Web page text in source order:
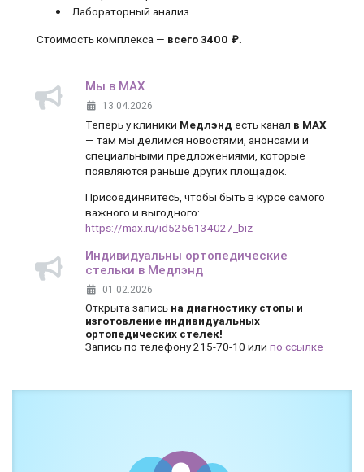
Лабораторный анализ
Стоимость комплекса — всего 3400 ₽.
Мы в MAX
13.04.2026
Теперь у клиники Медлэнд есть канал в MAX
— там мы делимся новостями, анонсами и
специальными предложениями, которые
появляются раньше других площадок.
Присоединяйтесь, чтобы быть в курсе самого
важного и выгодного:
https://max.ru/id5256134027_biz
Индивидуальны ортопедические
стельки в Медлэнд
01.02.2026
Открыта запись на диагностику стопы и
изготовление индивидуальных
ортопедических стелек!
Запись по телефону 215-70-10 или по ссылке